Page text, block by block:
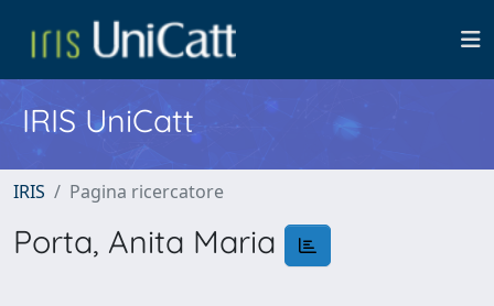
IRIS UniCatt
IRIS Pagina ricercatore
Porta, Anita Maria